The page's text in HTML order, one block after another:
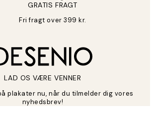
GRATIS FRAGT
Fri fragt over 399 kr.
LAD OS VÆRE VENNER
plakater nu, når du tilmelder dig vores
nyhedsbrev!